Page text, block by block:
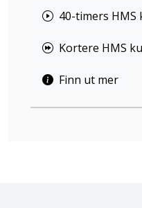
40-timers HMS
Kortere HMS
Finn ut mer